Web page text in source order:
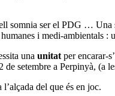
somnia ser el PDG … Una
i medi-ambientals
una unitat per encarar-
setembre a Perpinyà, (a
del que és en joc.